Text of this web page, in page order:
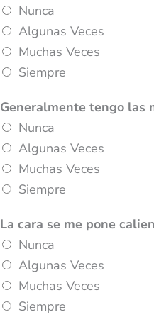
Nunca
Algunas Veces
Muchas Veces
Siempre
Generalmente tengo las
Nunca
Algunas Veces
Muchas Veces
Siempre
La cara se me pone
Nunca
Algunas Veces
Muchas Veces
Siempre